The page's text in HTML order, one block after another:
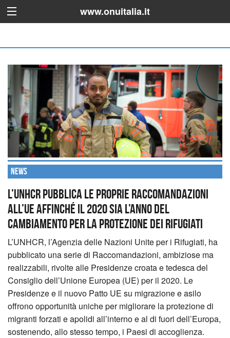
www.onuitalia.it
News
L’UNHCR pubblica le proprie raccomandazioni
all’UE affinché il 2020 sia l’anno del
cambiamento per la protezione dei rifugiati
L’UNHCR, l’Agenzia delle Nazioni Unite per i Rifugiati, ha
pubblicato una serie di Raccomandazioni, ambiziose ma
realizzabili, rivolte alle Presidenze croata e tedesca del
Consiglio dell’Unione Europea (UE) per il 2020. Le
Presidenze e il nuovo Patto UE su migrazione e asilo
offrono opportunità uniche per migliorare la protezione di
migranti forzati e apolidi all’interno e al di fuori dell’Europa,
sostenendo, allo stesso tempo, i Paesi di accoglienza.